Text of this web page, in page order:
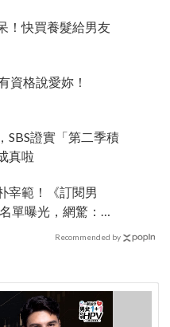
！快買養髮給男友
資格說愛妳！
SBS證實「第二季積
真啦
宰範！《訂閱男
單曝光，網驚：這
Recommended by